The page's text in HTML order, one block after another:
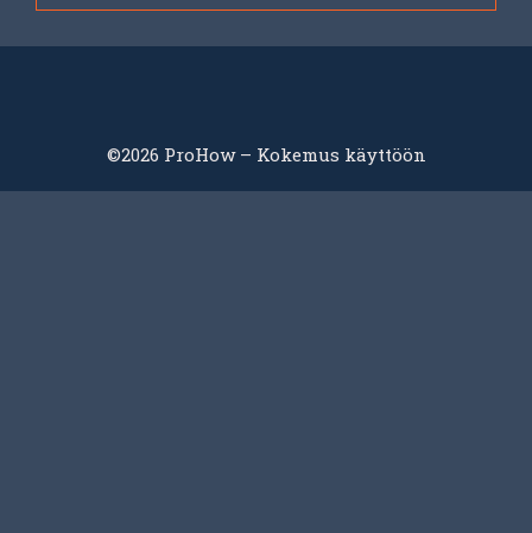
©2026 ProHow – Kokemus käyttöön